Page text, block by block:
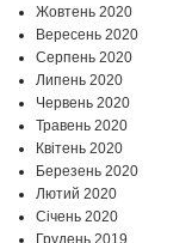
Жовтень 2020
Вересень 2020
Серпень 2020
Липень 2020
Червень 2020
Травень 2020
Квітень 2020
Березень 2020
Лютий 2020
Січень 2020